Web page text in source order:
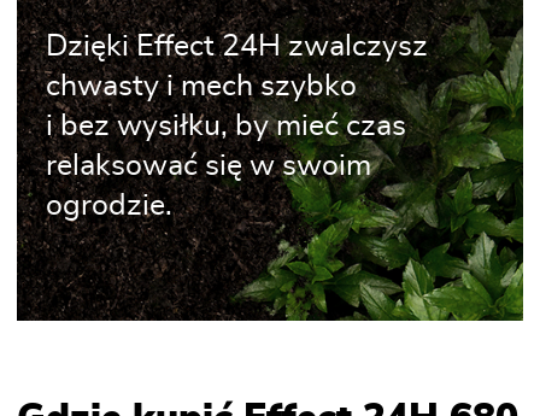
Dzięki Effect 24H zwalczysz
chwasty i mech szybko
i bez wysiłku, by mieć czas
relaksować się w swoim
ogrodzie.